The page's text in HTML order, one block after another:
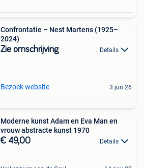
Confrontatie – Nest Martens (1925–
2024)
Zie omschrijving Details
Bezoek website 3 jun 26
Moderne kunst Adam en Eva Man en
vrouw abstracte kunst 1970
€ 49,00 Details